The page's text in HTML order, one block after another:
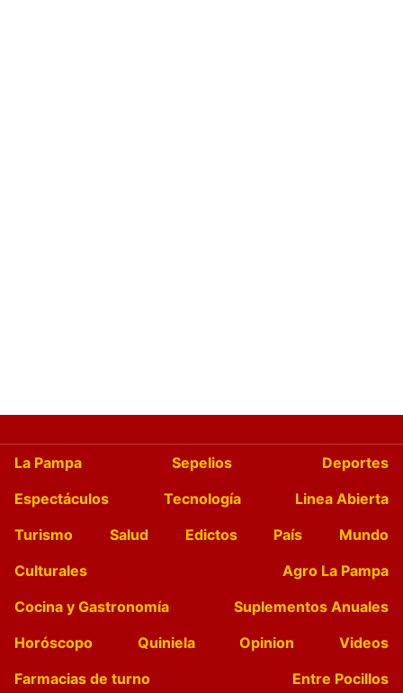
La Pampa Sepelios
Deportes
Espectáculos
Tecnología
Linea Abierta
Turismo
Salud Edictos País
Mundo
Culturales
Agro La Pampa
Cocina y Gastronomía
Suplementos Anuales
Horóscopo
Quiniela Opinion
Videos
Farmacias de turno
Entre Pocillos